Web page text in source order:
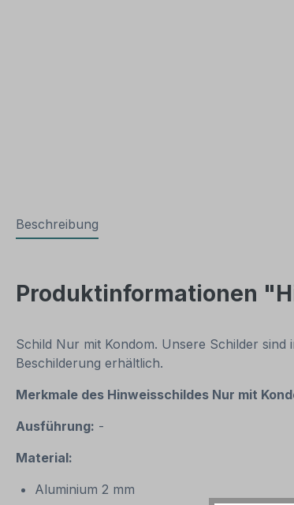
Beschreibung
Produktinformationen
Schild Nur mit Kondom. Unsere Schilder
Beschilderung erhältlich.
Merkmale des Hinweisschildes Nur mit
Ausführung: -
Material:
Aluminium 2 mm